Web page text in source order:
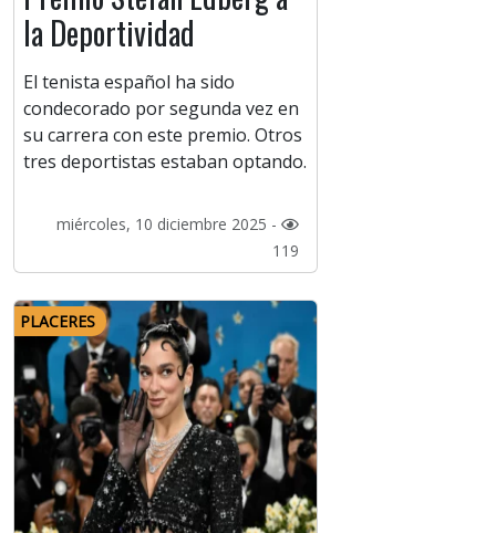
la Deportividad
El tenista español ha sido
condecorado por segunda vez en
su carrera con este premio. Otros
tres deportistas estaban optando.
miércoles, 10 diciembre 2025 -
119
PLACERES